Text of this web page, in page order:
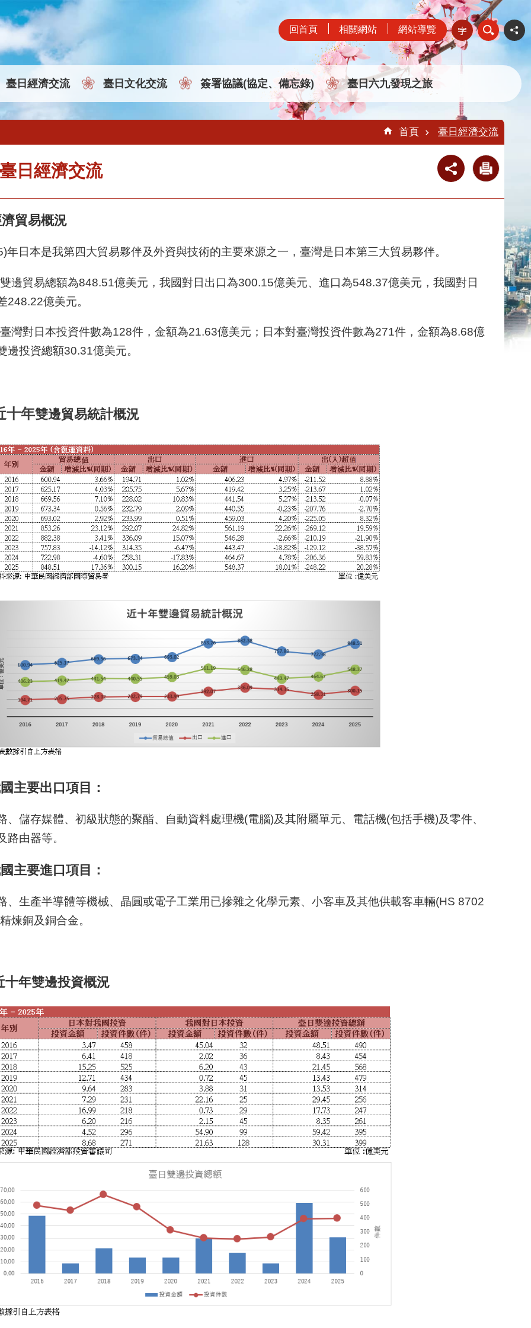
回首頁 相關網站 網站導覽
臺日經濟交流 臺日文化交流 簽署協議(協定、備忘錄) 臺日六九發現之旅
首頁 臺日經濟交流
臺日經濟交流
貿易概況
年日本是我第四大貿易夥伴及外資與技術的主要來源之一，臺灣是日本第三大貿易夥伴。
邊貿易總額為848.51億美元，我國對日出口為300.15億美元、進口為548.37億美元，我國對日
248.22億美元。
灣對日本投資件數為128件，金額為21.63億美元；日本對臺灣投資件數為271件，金額為8.68億
邊投資總額30.31億美元。
十年雙邊貿易統計概況
主要出口項目：
、儲存媒體、初級狀態的聚酯、自動資料處理機(電腦)及其附屬單元、電話機(包括手機)及零件、
路由器等。
主要進口項目：
、生產半導體等機械、晶圓或電子工業用已摻雜之化學元素、小客車及其他供載客車輛(HS 8702
煉銅及銅合金。
十年雙邊投資概況